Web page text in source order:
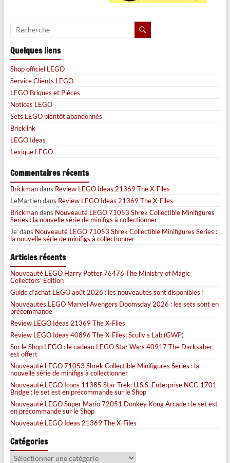
Quelques liens
Shop officiel LEGO
Service Clients LEGO
LEGO Briques et Pièces
Notices LEGO
Sets LEGO bientôt abandonnés
Bricklink
LEGO Ideas
Lexique LEGO
Commentaires récents
Brickmandans Review LEGO Ideas 21369 The X-Files
LeMartiendans Review LEGO Ideas 21369 The X-Files
Brickmandans Nouveauté LEGO 71053 Shrek Collectible Minifigures
Series : la nouvelle série de minifigs à collectionner
Je' dans Nouveauté LEGO 71053 Shrek Collectible Minifigures Series :
la nouvelle série de minifigs à collectionner
Articles récents
Nouveauté LEGO Harry Potter 76476 The Ministry of Magic
Collectors’ Edition
Guide d’achat LEGO août 2026 : les nouveautés sont disponibles !
Nouveautés LEGO Marvel Avengers Doomsday 2026 : les sets sont en
précommande
Review LEGO Ideas 21369 The X-Files
Review LEGO Ideas 40896 The X-Files: Scully’s Lab (GWP)
Sur le Shop LEGO : le cadeau LEGO Star Wars 40917 The Darksaber
est offert
Nouveauté LEGO 71053 Shrek Collectible Minifigures Series : la
nouvelle série de minifigs à collectionner
Nouveauté LEGO Icons 11385 Star Trek: U.S.S. Enterprise NCC-1701
Bridge : le set est en précommande sur le Shop
Nouveauté LEGO Super Mario 72051 Donkey Kong Arcade : le set est
en précommande sur le Shop
Nouveauté LEGO Ideas 21369 The X-Files
Catégories
Catégories